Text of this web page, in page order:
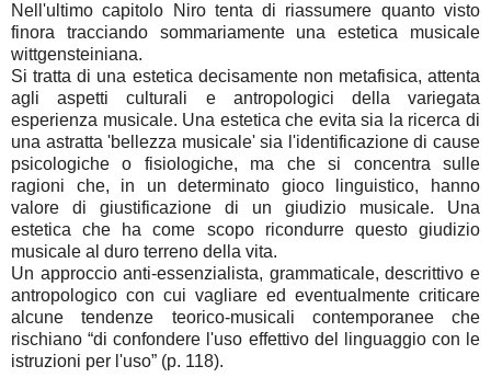
Nell'ultimo capitolo Niro tenta di riassumere quanto visto
finora tracciando sommariamente una estetica musicale
wittgensteiniana.
Si tratta di una estetica decisamente non metafisica, attenta
agli aspetti culturali e antropologici della variegata
esperienza musicale. Una estetica che evita sia la ricerca di
una astratta 'bellezza musicale' sia l'identificazione di cause
psicologiche o fisiologiche, ma che si concentra sulle
ragioni che, in un determinato gioco linguistico, hanno
valore di giustificazione di un giudizio musicale. Una
estetica che ha come scopo ricondurre questo giudizio
musicale al duro terreno della vita.
Un approccio anti-essenzialista, grammaticale, descrittivo e
antropologico con cui vagliare ed eventualmente criticare
alcune tendenze teorico-musicali contemporanee che
rischiano “di confondere l'uso effettivo del linguaggio con le
istruzioni per l'uso” (p. 118).